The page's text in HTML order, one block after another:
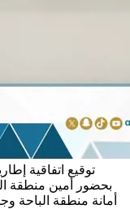
توقيع اتفاقية
بحضور أمين منطقة
أمانة منطقة الباحة